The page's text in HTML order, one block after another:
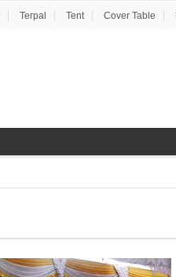
Terpal Tent Cover Table